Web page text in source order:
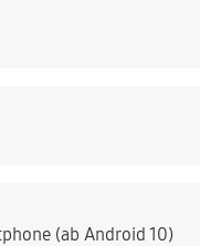
(ab Android 10)